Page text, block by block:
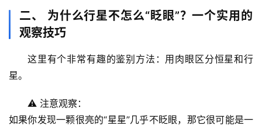
二、 为什么行星不怎么“眨眼”？一个实用的
观察技巧
这里有个非常有趣的鉴别方法： 用肉眼区分恒星和行
星。
⚠️ 注意观察：
如果你发现一颗很亮的“星星”几乎不眨眼，那它很可能是一